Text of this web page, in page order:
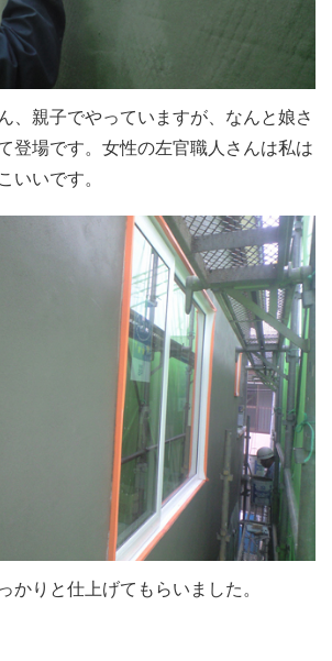
、親子でやっていますが、なんと娘さ
登場です。女性の左官職人さんは私は
いいです。
かりと仕上げてもらいました。